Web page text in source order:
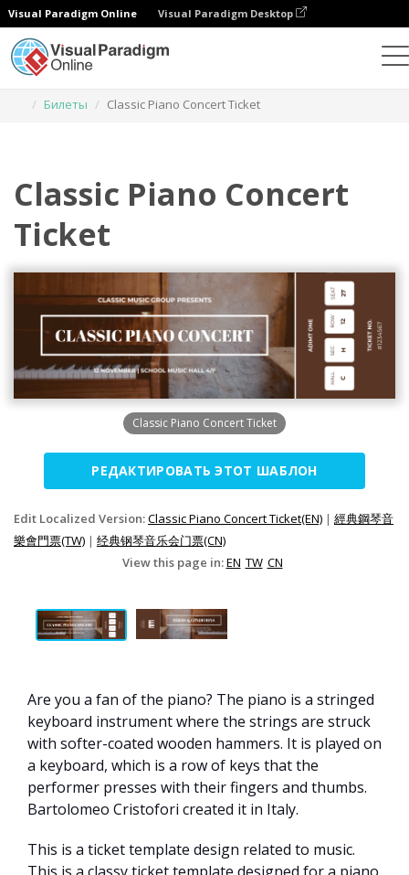
Visual Paradigm Online Visual Paradigm Desktop
Билеты
Classic Piano Concert Ticket
Classic Piano Concert
Ticket
Classic Piano Concert Ticket
РЕДАКТИРОВАТЬ ЭТОТ ШАБЛОН
Edit Localized Version:Classic Piano Concert Ticket(EN) | 經典鋼琴音
樂會門票(TW) | 经典钢琴音乐会门票(CN)
View this page in:EN TW CN
Are you a fan of the piano? The piano is a stringed
keyboard instrument where the strings are struck
with softer-coated wooden hammers. It is played on
a keyboard, which is a row of keys that the
performer presses with their fingers and thumbs.
Bartolomeo Cristofori created it in Italy.
This is a ticket template design related to music.